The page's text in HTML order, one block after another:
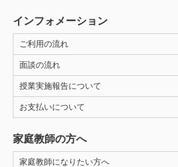
インフォメーション
ご利用の流れ
面談の流れ
授業実施報告について
お支払いについて
家庭教師の方へ
家庭教師になりたい方へ